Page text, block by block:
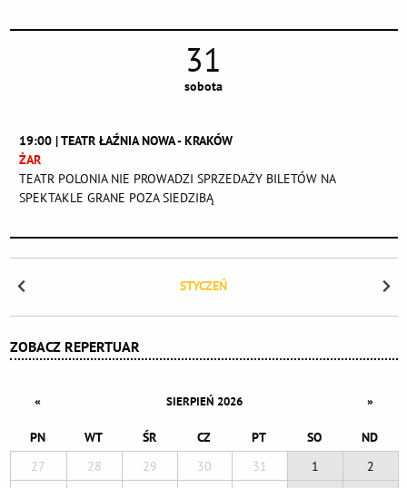
ZOBACZ REPERTUAR
« SIERPIEŃ 2026 »
PN WT ŚR CZ PT SO
ND
27
28 29 30 31 1
2
31
sobota
19:00 | TEATR ŁAŹNIA NOWA - KRAKÓW
ŻAR
TEATR POLONIA NIE PROWADZI SPRZEDAŻY BILETÓW NA
SPEKTAKLE GRANE POZA SIEDZIBĄ
STYCZEŃ